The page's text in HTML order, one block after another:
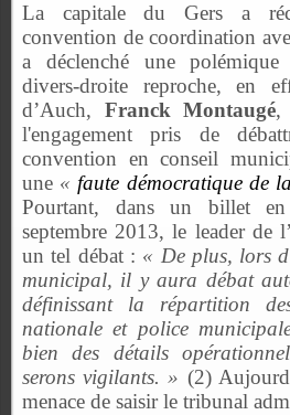
La capitale du Gers a
convention de coordination
a déclenché une polémique
divers-droite reproche, en
d’Auch, Franck Montaugé,
l'engagement pris de
convention en conseil
une « faute démocratique de
Pourtant, dans un billet
septembre 2013, le leader de
un tel débat : « De plus, lors
municipal, il y aura débat
définissant la répartition
nationale et police
bien des détails
serons vigilants. » (2)
menace de saisir le tribunal